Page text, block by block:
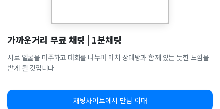
가까운거리 무료 채팅 | 1분채팅
서로 얼굴을 마주하고 대화를 나누며 마치 상대방과 함께 있는 듯한 느낌을
받게 될 것입니다.
채팅사이트에서 만남 어때